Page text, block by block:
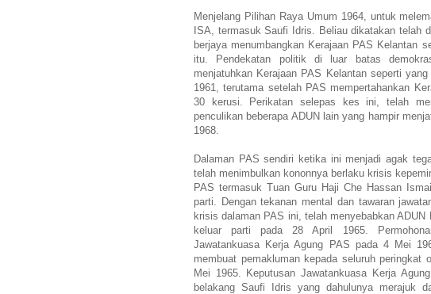
Menjelang Pilihan Raya Umum 1964, untuk
ISA, termasuk Saufi Idris. Beliau dikatakan telah
berjaya menumbangkan Kerajaan PAS Kelantan
itu. Pendekatan politik di luar batas
menjatuhkan Kerajaan PAS Kelantan seperti
1961, terutama setelah PAS mempertahankan
30 kerusi. Perikatan selepas kes ini, telah
penculikan beberapa ADUN lain yang hampir
1968.
Dalaman PAS sendiri ketika ini menjadi agak
telah menimbulkan kononnya berlaku krisis
PAS termasuk Tuan Guru Haji Che Hassan
parti. Dengan tekanan mental dan tawaran
krisis dalaman PAS ini, telah menyebabkan
keluar parti pada 28 April 1965.
Jawatankuasa Kerja Agung PAS pada 4 Mei
membuat pemakluman kepada seluruh peringkat
Mei 1965. Keputusan Jawatankuasa Kerja
belakang Saufi Idris yang dahulunya merajuk